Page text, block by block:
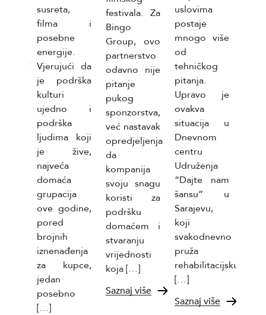
susreta,
filma i
posebne
energije.
Vjerujući da
je podrška
kulturi
ujedno i
podrška
ljudima koji
je žive,
najveća
domaća
grupacija
ove godine,
pored
brojnih
iznenađenja
za kupce,
jedan
posebno
[…]
festivala. Za
Bingo
Group, ovo
partnerstvo
odavno nije
pitanje
pukog
sponzorstva,
već nastavak
opredjeljenja
da
kompanija
svoju snagu
koristi za
podršku
domaćem i
stvaranju
vrijednosti
koja […]
Saznaj više
uslovima
postaje
mnogo više
od
tehničkog
pitanja.
Upravo je
ovakva
situacija u
Dnevnom
centru
Udruženja
“Dajte nam
šansu” u
Sarajevu,
koji
svakodnevno
pruža
rehabilitacijsku,
[…]
Saznaj više